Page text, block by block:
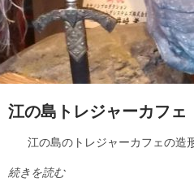
江の島トレジャーカフェ
江の島のトレジャーカフェの造
続きを読む